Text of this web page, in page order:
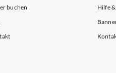
buchen
Hilfe